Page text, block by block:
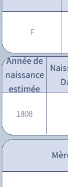
F
Année de
naissance
estimée
1808